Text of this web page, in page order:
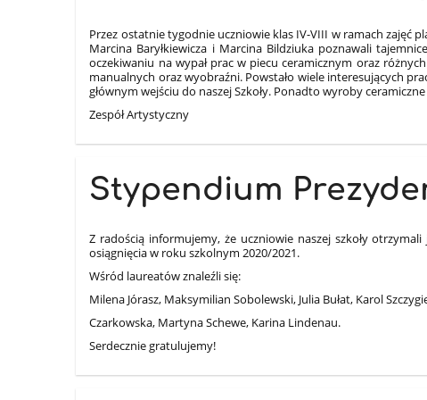
Przez ostatnie tygodnie uczniowie klas IV-VIII w ramach zajęć
Marcina Baryłkiewicza i Marcina Bildziuka poznawali
oczekiwaniu na wypał prac w piecu ceramicznym oraz
manualnych oraz wyobraźni. Powstało wiele interesujących
głównym wejściu do naszej Szkoły. Ponadto wyroby
Zespół Artystyczny
Stypendium
Z radością informujemy, że uczniowie naszej szkoły
osiągnięcia w roku szkolnym 2020/2021.
Wśród laureatów znaleźli się:
Milena Jórasz, Maksymilian Sobolewski, Julia Bułat, Karol
Czarkowska, Martyna Schewe, Karina Lindenau.
Serdecznie gratulujemy!